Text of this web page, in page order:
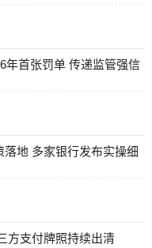
年首张罚单 传递监管强信
落地 多家银行发布实操细
方支付牌照持续出清